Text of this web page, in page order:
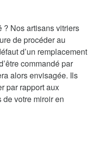
? Nos artisans vitriers
de procéder au
d’un remplacement
commandé par
alors envisagée. Ils
par rapport aux
votre miroir en